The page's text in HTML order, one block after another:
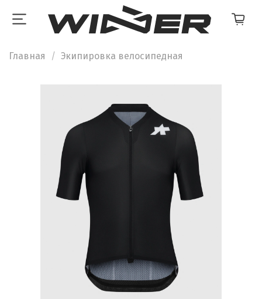
Главная Экипировка велосипедная